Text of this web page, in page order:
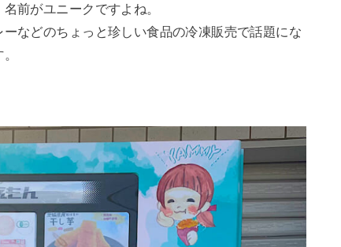
前がユニークですよね。
などのちょっと珍しい食品の冷凍販売で話題にな